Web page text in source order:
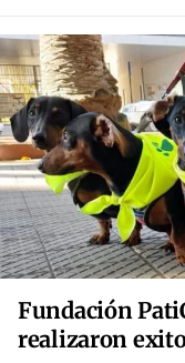
Fundación
realizaron